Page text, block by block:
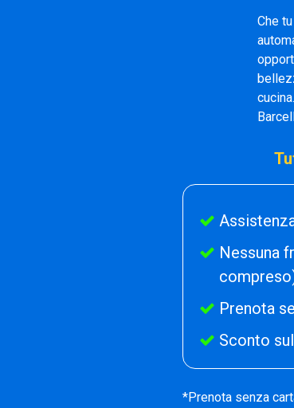
Che
Nessuna
Prenota
Sconto
*Prenota senza